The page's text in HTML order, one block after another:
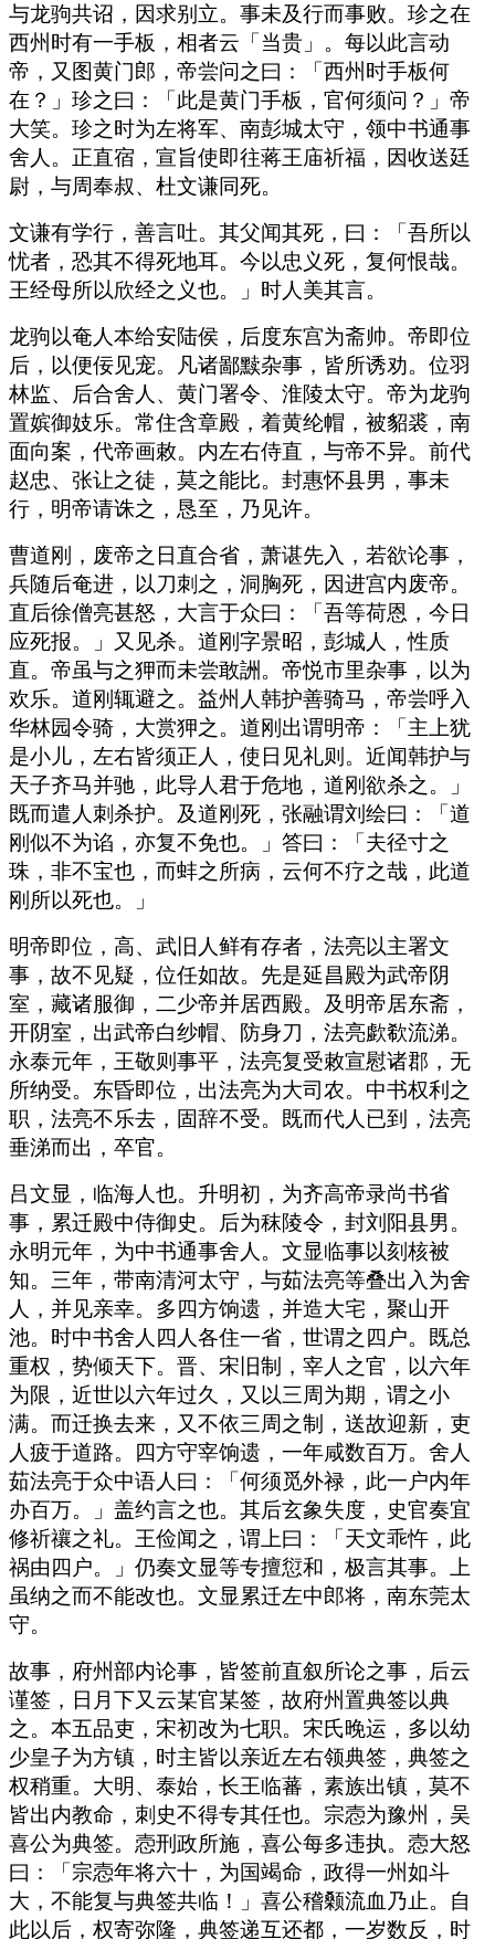
与龙驹共诏，因求别立。事未及行而事败。珍之在
西州时有一手板，相者云「当贵」。每以此言动
帝，又图黄门郎，帝尝问之曰：「西州时手板何
在？」珍之曰：「此是黄门手板，官何须问？」帝
大笑。珍之时为左将军、南彭城太守，领中书通事
舍人。正直宿，宣旨使即往蒋王庙祈福，因收送廷
尉，与周奉叔、杜文谦同死。
文谦有学行，善言吐。其父闻其死，曰：「吾所以
忧者，恐其不得死地耳。今以忠义死，复何恨哉。
王经母所以欣经之义也。」时人美其言。
龙驹以奄人本给安陆侯，后度东宫为斋帅。帝即位
后，以便佞见宠。凡诸鄙黩杂事，皆所诱劝。位羽
林监、后合舍人、黄门署令、淮陵太守。帝为龙驹
置嫔御妓乐。常住含章殿，着黄纶帽，被貂裘，南
面向案，代帝画敕。内左右侍直，与帝不异。前代
赵忠、张让之徒，莫之能比。封惠怀县男，事未
行，明帝请诛之，恳至，乃见许。
曹道刚，废帝之日直合省，萧谌先入，若欲论事，
兵随后奄进，以刀刺之，洞胸死，因进宫内废帝。
直后徐僧亮甚怒，大言于众曰：「吾等荷恩，今日
应死报。」又见杀。道刚字景昭，彭城人，性质
直。帝虽与之狎而未尝敢詶。帝悦市里杂事，以为
欢乐。道刚辄避之。益州人韩护善骑马，帝尝呼入
华林园令骑，大赏狎之。道刚出谓明帝：「主上犹
是小儿，左右皆须正人，使日见礼则。近闻韩护与
天子齐马并驰，此导人君于危地，道刚欲杀之。」
既而遣人刺杀护。及道刚死，张融谓刘绘曰：「道
刚似不为谄，亦复不免也。」答曰：「夫径寸之
珠，非不宝也，而蚌之所病，云何不疗之哉，此道
刚所以死也。」
明帝即位，高、武旧人鲜有存者，法亮以主署文
事，故不见疑，位任如故。先是延昌殿为武帝阴
室，藏诸服御，二少帝并居西殿。及明帝居东斋，
开阴室，出武帝白纱帽、防身刀，法亮歔欷流涕。
永泰元年，王敬则事平，法亮复受敕宣慰诸郡，无
所纳受。东昏即位，出法亮为大司农。中书权利之
职，法亮不乐去，固辞不受。既而代人已到，法亮
垂涕而出，卒官。
吕文显，临海人也。升明初，为齐高帝录尚书省
事，累迁殿中侍御史。后为秣陵令，封刘阳县男。
永明元年，为中书通事舍人。文显临事以刻核被
知。三年，带南清河太守，与茹法亮等叠出入为舍
人，并见亲幸。多四方饷遗，并造大宅，聚山开
池。时中书舍人四人各住一省，世谓之四户。既总
重权，势倾天下。晋、宋旧制，宰人之官，以六年
为限，近世以六年过久，又以三周为期，谓之小
满。而迁换去来，又不依三周之制，送故迎新，吏
人疲于道路。四方守宰饷遗，一年咸数百万。舍人
茹法亮于众中语人曰：「何须觅外禄，此一户内年
办百万。」盖约言之也。其后玄象失度，史官奏宜
修祈禳之礼。王俭闻之，谓上曰：「天文乖忤，此
祸由四户。」仍奏文显等专擅愆和，极言其事。上
虽纳之而不能改也。文显累迁左中郎将，南东莞太
守。
故事，府州部内论事，皆签前直叙所论之事，后云
谨签，日月下又云某官某签，故府州置典签以典
之。本五品吏，宋初改为七职。宋氏晚运，多以幼
少皇子为方镇，时主皆以亲近左右领典签，典签之
权稍重。大明、泰始，长王临蕃，素族出镇，莫不
皆出内教命，刺史不得专其任也。宗悫为豫州，吴
喜公为典签。悫刑政所施，喜公每多违执。悫大怒
曰：「宗悫年将六十，为国竭命，政得一州如斗
大，不能复与典签共临！」喜公稽颡流血乃止。自
此以后，权寄弥隆，典签递互还都，一岁数反，时